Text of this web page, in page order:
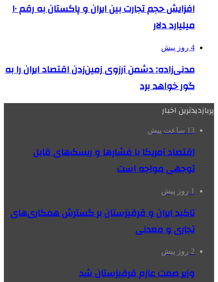
افزایش حجم تجارت بین ایران و پاکستان به رقم ۱۰
میلیارد دلار
4 روز پیش
مدنی‌زاده: دشمن آرزوی زمین‌زدن اقتصاد ایران را به
گور خواهد برد
پربازدیدترین اخبار
13 ساعت پیش
اقتصاد آمریکا با فشارها و ریسک‌های قابل
توجهی مواجه است
1 روز پیش
تاکید ایران و قرقیزستان بر گسترش همکاری‌های
تجاری و معدنی
2 روز پیش
وزیر صمت عازم قرقیزستان شد